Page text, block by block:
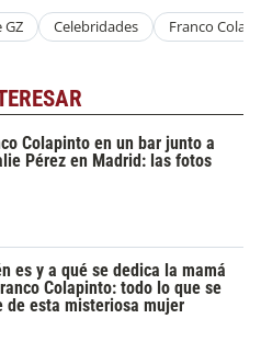
GZ Celebridades Franco
Colapinto en un bar junto a
Pérez en Madrid: las fotos
es y a qué se dedica la mamá
Colapinto: todo lo que se
de esta misteriosa mujer